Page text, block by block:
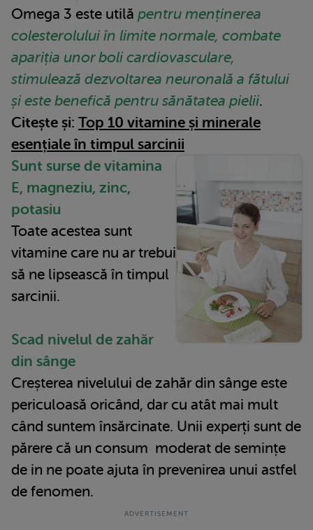
Omega 3 este utilă pentru menținerea
colesterolului în limite normale, combate
apariția unor boli cardiovasculare,
stimulează dezvoltarea neuronală a fătului
și este benefică pentru sănătatea pielii.
Citește și: Top 10 vitamine și minerale
esențiale în timpul sarcinii
Sunt surse de vitamina
E, magneziu, zinc,
potasiu
Toate acestea sunt
vitamine care nu ar trebui
să ne lipsească în timpul
sarcinii.
Scad nivelul de zahăr
din sânge
Creșterea nivelului de zahăr din sânge este
periculoasă oricând, dar cu atât mai mult
când suntem însărcinate. Unii experți sunt de
părere că un consum moderat de semințe
de in ne poate ajuta în prevenirea unui astfel
de fenomen.